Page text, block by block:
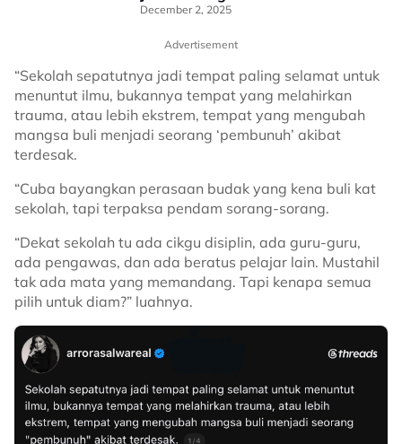
December 2, 2025
Advertisement
“Sekolah sepatutnya jadi tempat paling selamat untuk
menuntut ilmu, bukannya tempat yang melahirkan
trauma, atau lebih ekstrem, tempat yang mengubah
mangsa buli menjadi seorang ‘pembunuh’ akibat
terdesak.
“Cuba bayangkan perasaan budak yang kena buli kat
sekolah, tapi terpaksa pendam sorang-sorang.
“Dekat sekolah tu ada cikgu disiplin, ada guru-guru,
ada pengawas, dan ada beratus pelajar lain. Mustahil
tak ada mata yang memandang. Tapi kenapa semua
pilih untuk diam?” luahnya.